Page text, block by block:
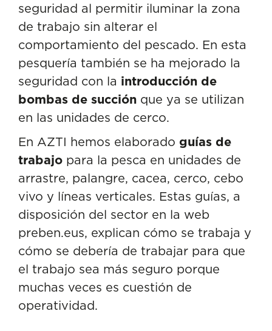
seguridad al permitir iluminar la zona
de trabajo sin alterar el
comportamiento del pescado. En esta
pesquería también se ha mejorado la
seguridad con la introducción de
bombas de succión que ya se utilizan
en las unidades de cerco.
En AZTI hemos elaborado guías de
trabajo para la pesca en unidades de
arrastre, palangre, cacea, cerco, cebo
vivo y líneas verticales. Estas guías, a
disposición del sector en la web
preben.eus, explican cómo se trabaja y
cómo se debería de trabajar para que
el trabajo sea más seguro porque
muchas veces es cuestión de
operatividad.